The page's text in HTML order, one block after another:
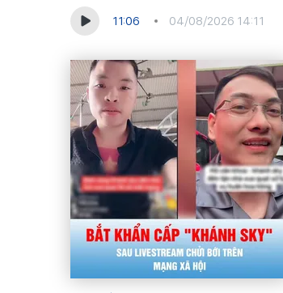
11:06 04/08/2026 14:11